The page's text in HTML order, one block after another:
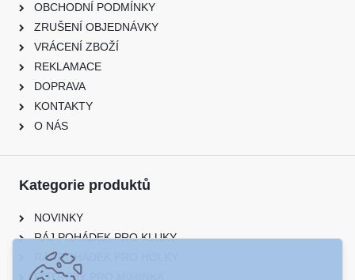
OBCHODNÍ PODMÍNKY
ZRUŠENÍ OBJEDNÁVKY
VRÁCENÍ ZBOŽÍ
REKLAMACE
DOPRAVA
KONTAKTY
O NÁS
Kategorie produktů
NOVINKY
RÁJ POHÁDEK PRO KLUKY
RÁJ POHÁDEK PRO HOLKY
POTŘEBY PRO MIMINKA